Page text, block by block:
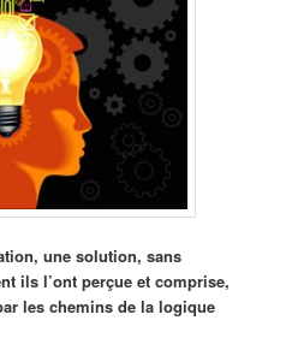
une solution, sans
ils l’ont perçue et comprise,
les chemins de la logique